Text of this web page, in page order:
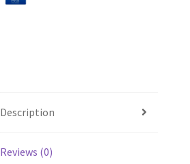
Description
Reviews (0)